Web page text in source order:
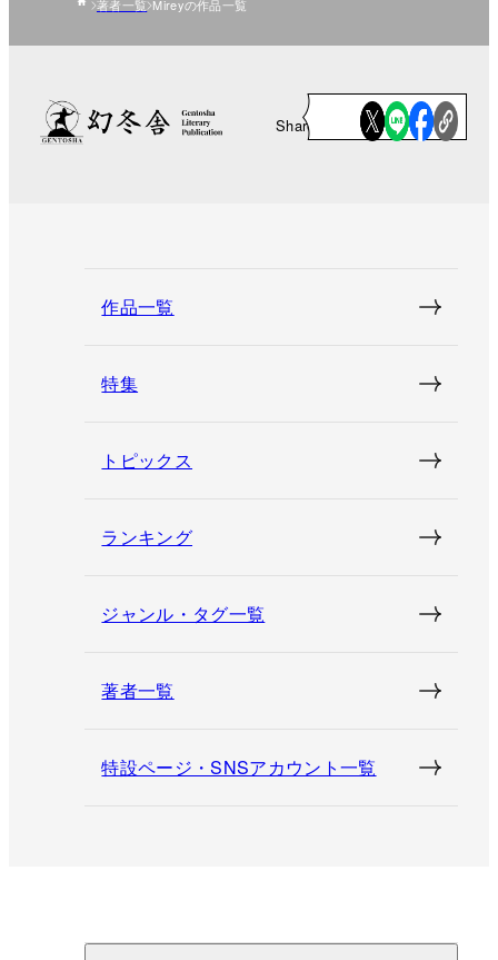
著者一覧 Mireyの作品一覧
Share
作品一覧
特集
トピックス
ランキング
ジャンル・タグ一覧
著者一覧
特設ページ・SNSアカウント一覧